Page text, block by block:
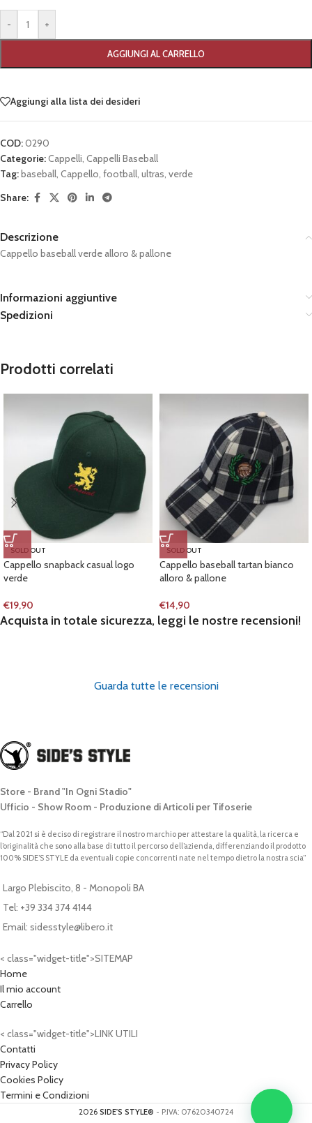
- +
AGGIUNGI AL CARRELLO
Aggiungi alla lista dei desideri
COD:0290
Categorie:Cappelli, Cappelli Baseball
Tag:baseball, Cappello, football, ultras, verde
Share:
Descrizione
Cappello baseball verde alloro & pallone
Informazioni aggiuntive
Spedizioni
Prodotti correlati
SOLD OUT
Cappello snapback casual logo
verde
€19,90
SOLD OUT
Cappello baseball tartan bianco
alloro & pallone
€14,90
Acquista in totale sicurezza, leggi le nostre recensioni!
Guarda tutte le recensioni
Store - Brand "In Ogni Stadio"
Ufficio - Show Room - Produzione di Articoli per Tifoserie
“Dal 2021 si è deciso di registrare il nostro marchio per attestare la qualità, la ricerca e
l’originalità che sono alla base di tutto il percorso dell’azienda, differenziando il prodotto
100% SIDE’S STYLE da eventuali copie concorrenti nate nel tempo dietro la nostra scia”
Largo Plebiscito, 8 - Monopoli BA
Tel: +39 334 374 4144
Email: sidesstyle@libero.it
< class="widget-title">SITEMAP
Home
Il mio account
Carrello
< class="widget-title">LINK UTILI
Contatti
Privacy Policy
Cookies Policy
Termini e Condizioni
2026 SIDE'S STYLE® - P.IVA: 07620340724